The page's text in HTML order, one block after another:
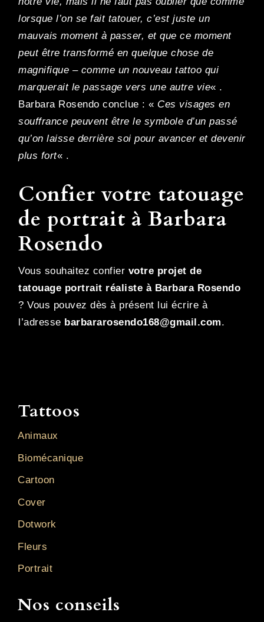
lorsque l’on se fait tatouer, c’est juste un
mauvais moment à passer, et que ce moment
peut être transformé en quelque chose de
magnifique – comme un nouveau tattoo qui
marquerait le passage vers une autre vie« .
Barbara Rosendo conclue : « Ces visages en
souffrance peuvent être le symbole d’un passé
qu’on laisse derrière soi pour avancer et devenir
plus fort« .
Confier votre tatouage
de portrait à Barbara
Rosendo
Vous souhaitez confier votre projet de
tatouage portrait réaliste à Barbara Rosendo
? Vous pouvez dès à présent lui écrire à
l’adresse barbararosendo168@gmail.com.
Tattoos
Animaux
Biomécanique
Cartoon
Cover
Dotwork
Fleurs
Portrait
Nos conseils